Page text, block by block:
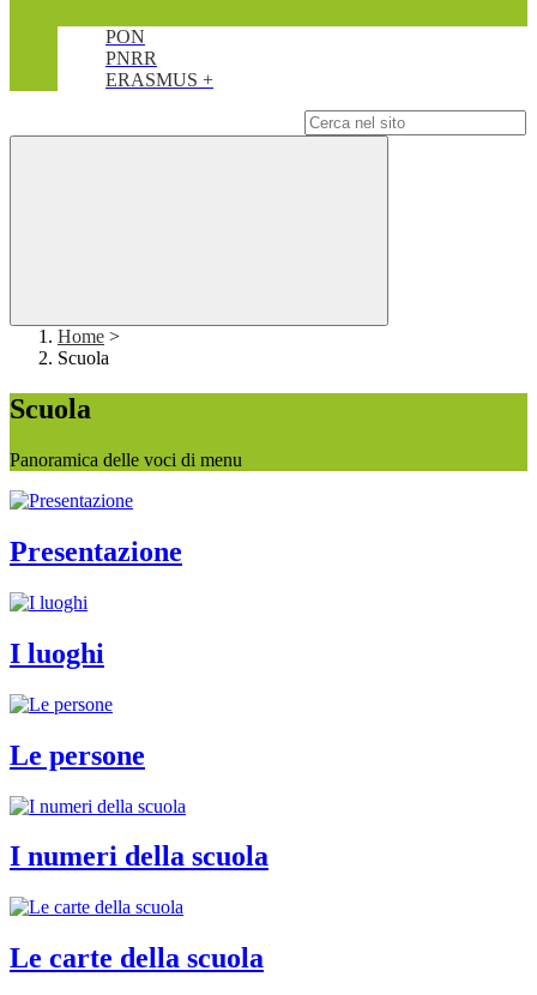
PON
PNRR
ERASMUS +
Home >
Scuola
Scuola
Panoramica delle voci di menu
Presentazione
I luoghi
Le persone
I numeri della scuola
Le carte della scuola